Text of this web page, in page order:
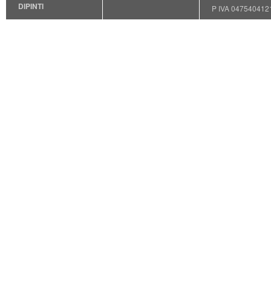
DIPINTI
P IVA